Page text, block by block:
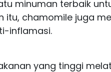
minuman terbaik
itu, chamomile juga
inflamasi.
yang tinggi